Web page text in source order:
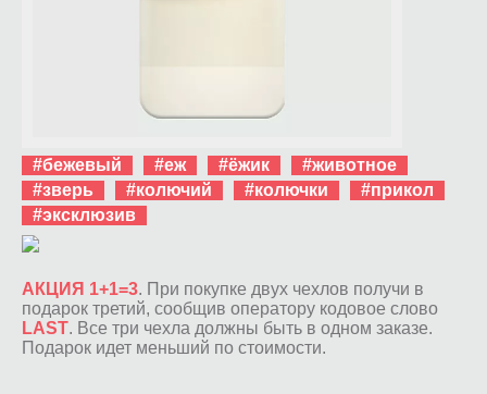
#бежевый #еж #ёжик
#животное
#зверь
#колючий #колючки
#прикол
#эксклюзив
АКЦИЯ 1+1=3. При покупке двух чехлов получи в
подарок третий, сообщив оператору кодовое слово
LAST. Все три чехла должны быть в одном заказе.
Подарок идет меньший по стоимости.